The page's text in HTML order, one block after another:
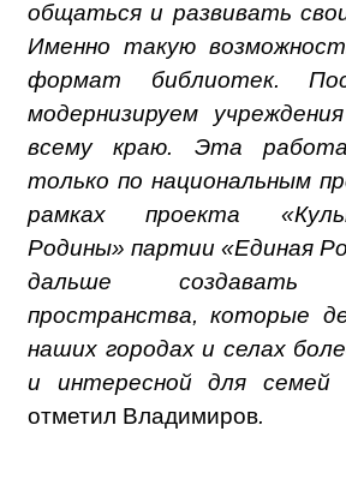
общаться и развивать
Именно такую
формат библиотек.
модернизируем
всему краю. Эта
только по национальным
рамках проекта
Родины» партии «Единая
дальше создавать
пространства, которые
наших городах и селах
и интересной для
отметил Владимиров.